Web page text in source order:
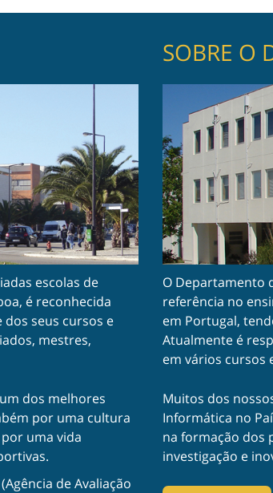
escolas de
é reconhecida
dos seus cursos e
mestres,
dos melhores
por uma cultura
uma vida
de Avaliação
SOBRE O
O Departamento
referência no
em Portugal,
Atualmente é
em vários cursos
Muitos dos
Informática no
na formação dos
investigação e